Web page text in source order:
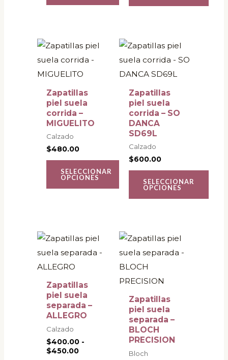
producto
la
producto
Zapatillas
piel suela
corrida –
MIGUELITO
Calzado
$480.00
SELECCIONAR
OPCIONES
Este
producto
tiene
múltiples
variantes.
Las
se
pueden
elegir
en
producto
Zapatillas
piel suela
corrida – SO
DANCA
SD69L
Calzado
$600.00
SELECCIONAR
OPCIONES
Este
producto
tiene
múltiples
variantes.
Las
opciones
se
pueden
elegir
la
producto
Zapatillas
piel suela
separada –
ALLEGRO
Calzado
$400.00 -
$450.00
Rango
de
precios:
hasta
$450.00
Este
producto
tiene
múltiples
variantes.
Las
se
pueden
Zapatillas
piel suela
separada –
BLOCH
PRECISION
Bloch
Este
producto
tiene
múltiples
variantes.
Las
opciones
se
pueden